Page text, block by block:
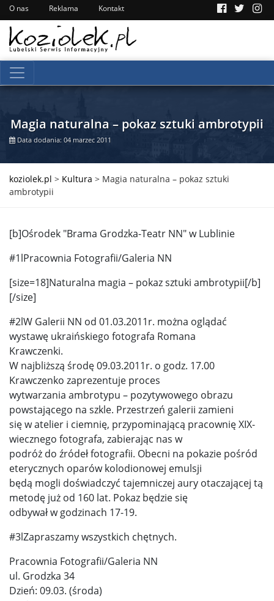
O nas Reklama Kontakt
Magia naturalna – pokaz sztuki ambrotypii
Data dodania: 04 marzec 2011
koziolek.pl > Kultura > Magia naturalna – pokaz sztuki
ambrotypii
[b]Ośrodek "Brama Grodzka-Teatr NN" w Lublinie
#1lPracownia Fotografii/Galeria NN
[size=18]Naturalna magia – pokaz sztuki ambrotypii[/b]
[/size]
#2lW Galerii NN od 01.03.2011r. można oglądać
wystawę ukraińskiego fotografa Romana
Krawczenki.
W najbliższą środę 09.03.2011r. o godz. 17.00
Krawczenko zaprezentuje proces
wytwarzania ambrotypu – pozytywowego obrazu
powstającego na szkle. Przestrzeń galerii zamieni
się w atelier i ciemnię, przypominającą pracownię XIX-
wiecznego fotografa, zabierając nas w
podróż do źródeł fotografii. Obecni na pokazie pośród
eterycznych oparów kolodionowej emulsji
będą mogli doświadczyć tajemniczej aury otaczającej tą
metodę już od 160 lat. Pokaz będzie się
odbywał w godzinach 17-19.
#3lZapraszamy wszystkich chętnych.
Pracownia Fotografii/Galeria NN
ul. Grodzka 34
Dzień: 09.03. (środa)